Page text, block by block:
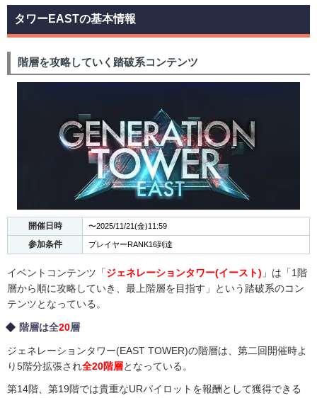
タワーEASTの基本情報
階層を攻略していく踏破系コンテンツ
開催日時 〜2025/11/21(金)11:59
参加条件 プレイヤーRANK16到達
イベントコンテンツ「ジェネレーションタワー(イースト) 」は「1階
層から順に攻略していき、最上階層を目指す」という踏破系のコン
テンツとなっている。
階層は全20層
ジェネレーションタワー(EAST TOWER)の階層は、第二回開催時よ
り5階分拡張され全20階層となっている。
第14階、第19階では貴重なURパイロットを報酬として獲得できる